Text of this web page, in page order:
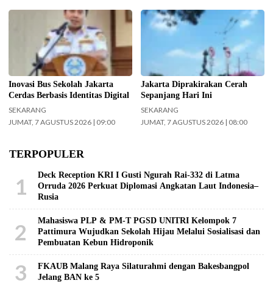
Kepala UPAS Dishub DKI Jakarta,
Koharudin. (Foto: Nugroho Sejati-
beritajakarta.id)
Inovasi Bus Sekolah Jakarta
Cerdas Berbasis Identitas Digital
SEKARANG
JUMAT, 7 AGUSTUS 2026 | 09:00
Ilustrasi langit cerah naungi
Jakarta hari ini. (Foto: Doc-
Jakarta Diprakirakan Cerah
Sepanjang Hari Ini
SEKARANG
JUMAT, 7 AGUSTUS 2026 | 08:00
TERPOPULER
1
Deck Reception KRI I Gusti Ngurah Rai-332 di Latma
Orruda 2026 Perkuat Diplomasi Angkatan Laut Indonesia–
Rusia
2
Mahasiswa PLP & PM-T PGSD UNITRI Kelompok 7
Pattimura Wujudkan Sekolah Hijau Melalui Sosialisasi dan
Pembuatan Kebun Hidroponik
3
FKAUB Malang Raya Silaturahmi dengan Bakesbangpol
Jelang BAN ke 5